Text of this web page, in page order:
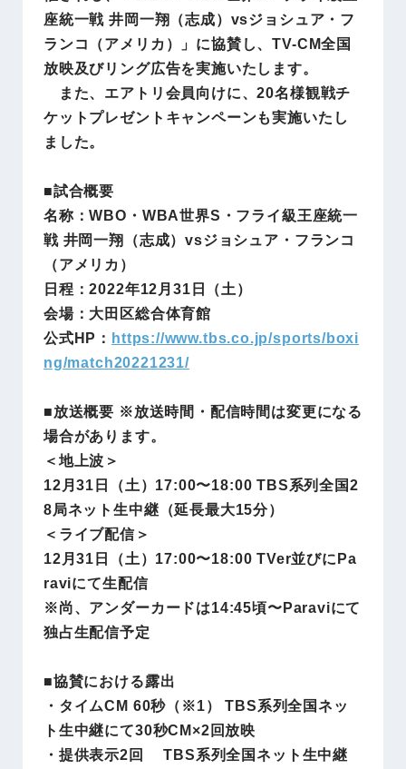
座統一戦 井岡一翔（志成）vsジョシュア・フ
ランコ（アメリカ）」に協賛し、TV-CM全国
放映及びリング広告を実施いたします。
また、エアトリ会員向けに、20名様観戦チ
ケットプレゼントキャンペーンも実施いたし
ました。
■試合概要
名称：WBO・WBA世界S・フライ級王座統一
戦 井岡一翔（志成）vsジョシュア・フランコ
（アメリカ）
日程：2022年12月31日（土）
会場：大田区総合体育館
公式HP： https://www.tbs.co.jp/sports/boxi
ng/match20221231/
■放送概要 ※放送時間・配信時間は変更になる
場合があります。
＜地上波＞
12月31日（土）17:00〜18:00 TBS系列全国2
8局ネット生中継（延長最大15分）
＜ライブ配信＞
12月31日（土）17:00〜18:00 TVer並びにPa
raviにて生配信
※尚、アンダーカードは14:45頃〜Paraviにて
独占生配信予定
■協賛における露出
・タイムCM 60秒（※1） TBS系列全国ネッ
ト生中継にて30秒CM×2回放映
・提供表示2回 TBS系列全国ネット生中継